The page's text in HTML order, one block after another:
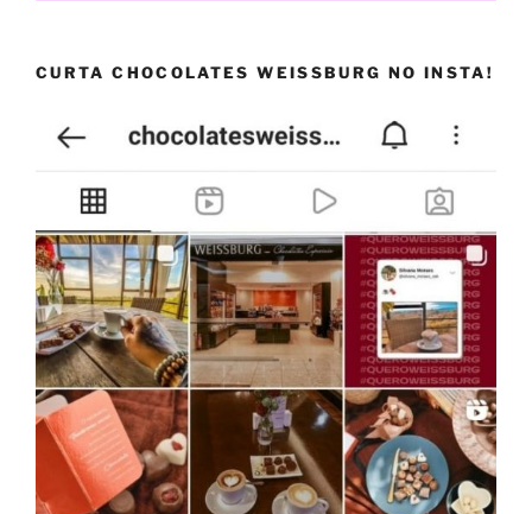
CURTA CHOCOLATES WEISSBURG NO INSTA!